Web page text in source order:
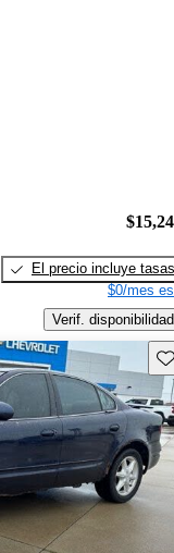
El precio incluye tasas
$0/mes
Verif. disponibilidad